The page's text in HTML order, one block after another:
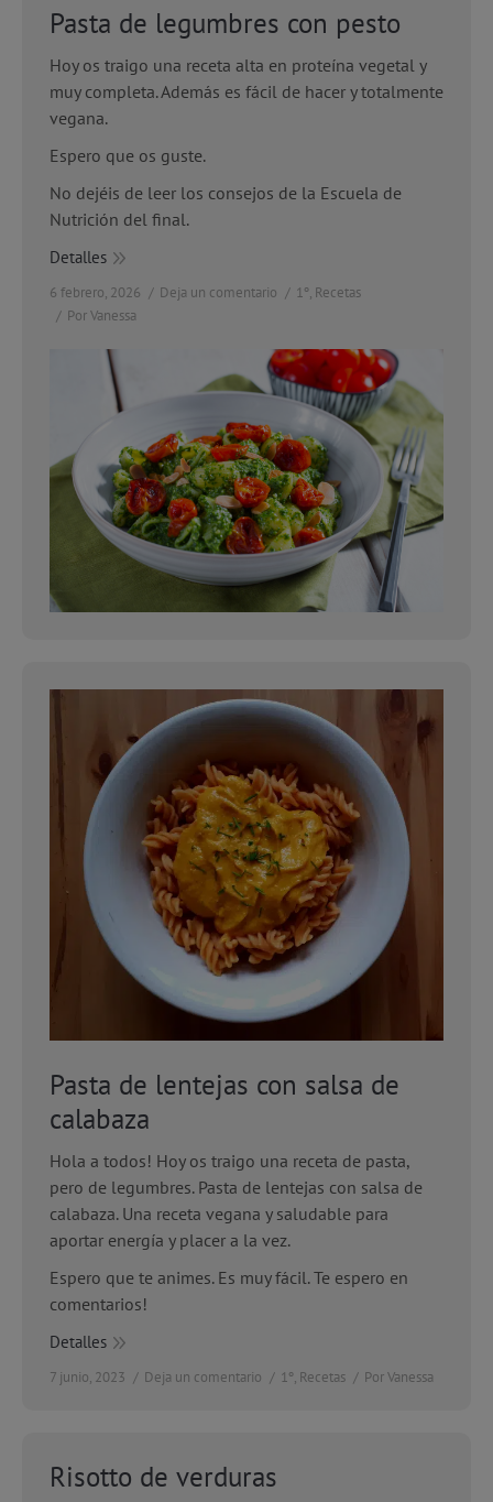
Pasta de legumbres con pesto
Hoy os traigo una receta alta en proteína vegetal y
muy completa. Además es fácil de hacer y totalmente
vegana.
Espero que os guste.
No dejéis de leer los consejos de la Escuela de
Nutrición del final.
Detalles
6 febrero, 2026 Deja un comentario 1º, Recetas
PorVanessa
Pasta de lentejas con salsa de
calabaza
Hola a todos! Hoy os traigo una receta de pasta,
pero de legumbres. Pasta de lentejas con salsa de
calabaza. Una receta vegana y saludable para
aportar energía y placer a la vez.
Espero que te animes. Es muy fácil. Te espero en
comentarios!
Detalles
7 junio, 2023 Deja un comentario 1º, Recetas PorVanessa
Risotto de verduras